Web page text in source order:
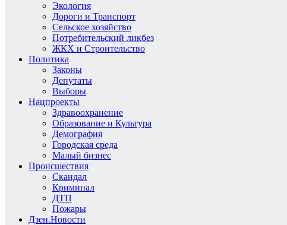
Экология
Дороги и Транспорт
Сельское хозяйство
Потребительский ликбез
ЖКХ и Строительство
Политика
Законы
Депутаты
Выборы
Нацпроекты
Здравоохранение
Образование и Культура
Демография
Городская среда
Малый бизнес
Происшествия
Скандал
Криминал
ДТП
Пожары
Дзен.Новости